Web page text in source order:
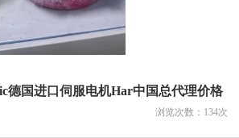
德国进口伺服电机Har中国总代理价格
浏览次数： 134次